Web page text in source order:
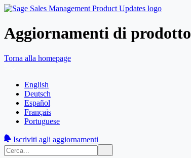
Aggiornamenti di prodotto
Torna alla homepage
English
Deutsch
Español
Français
Portuguese
Iscriviti agli aggiornamenti